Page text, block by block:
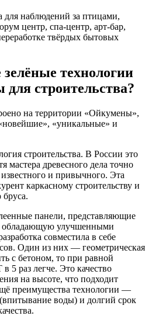
наблюдений за птицами,
центр, спа-центр, арт-бар,
твёрдых бытовых
технологии
для строительства?
на территории «Ойкумены»,
«уникальные» и
строительства. В России это
мастера древесного дела точно
и привычного. Эта
каркасному строительству и
бруса.
панели, представляющие
обладающую улучшенными
совместила в себе
Один из них — геометрическая
с бетоном, то при равной
5 раз легче. Это качество
на высоте, что подходит
преимущества технологии —
воды) и долгий срок